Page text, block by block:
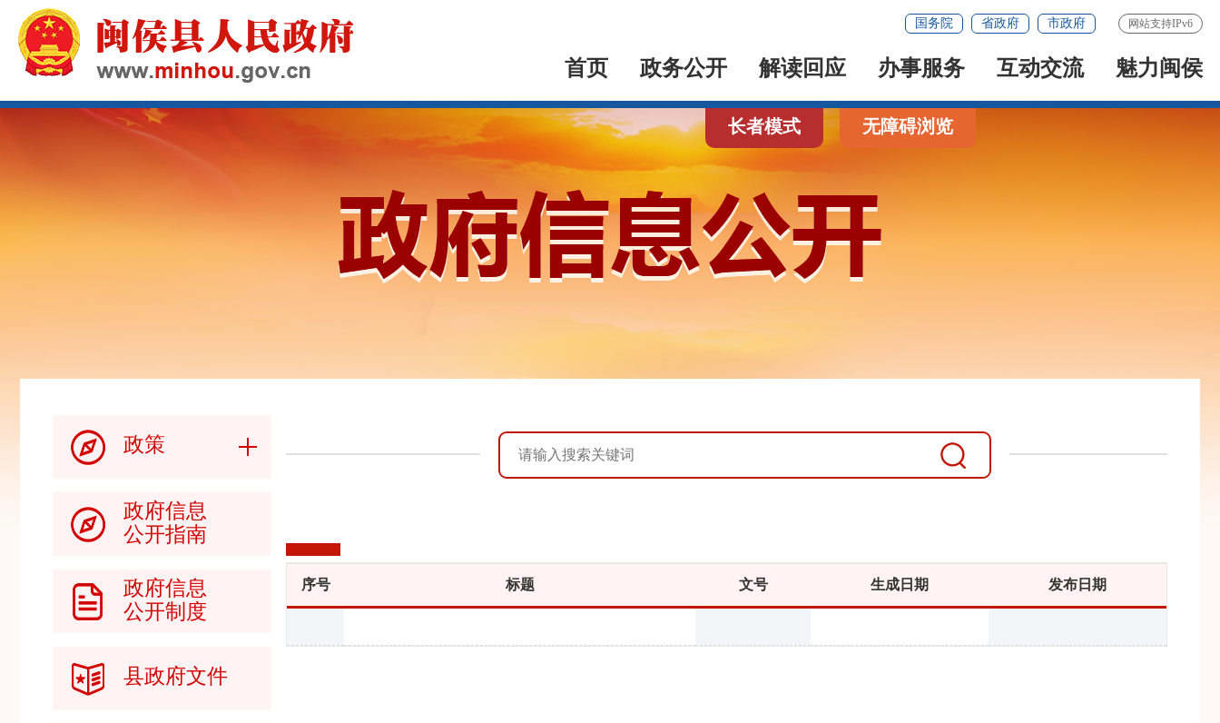
网站支持IPv6
国务院 省政府 市政府
首页 政务公开 解读回应 办事服务 互动交流 魅力闽侯
长者模式 无障碍浏览
政策
政府信息
公开指南
政府信息
公开制度
县政府文件
序号 标题 文号 生成日期 发布日期